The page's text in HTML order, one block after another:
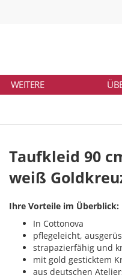
E-Mail
Konto
WEITERE
Taufkleid 90
weiß
Ihre Vorteile im Überblick:
In Cottonova
pflegeleicht,
strapazierfähig und
mit gold gesticktem
aus deutschen